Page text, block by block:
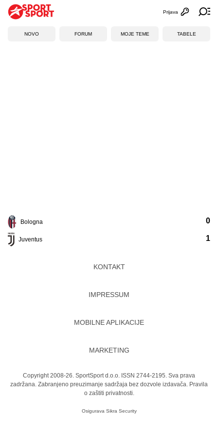
Otvori
Prijava
NOVO FORUM MOJE TEME TABELE
Bologna
Juventus
0
1
KONTAKT
IMPRESSUM
MOBILNE APLIKACIJE
MARKETING
Copyright 2008-26. SportSport d.o.o. ISSN 2744-2195. Sva prava
zadržana. Zabranjeno preuzimanje sadržaja bez dozvole izdavača. Pravila
o zaštiti privatnosti.
Osigurava Sikra Security